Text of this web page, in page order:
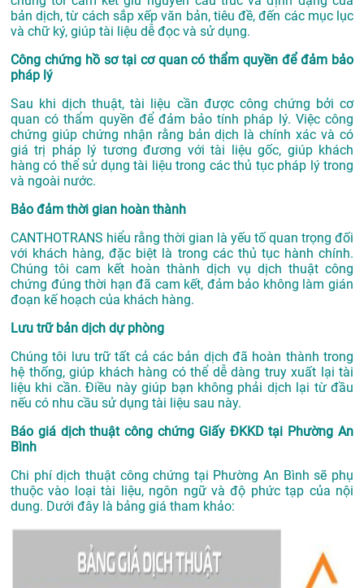
bản dịch, từ cách sắp xếp văn bản, tiêu đề, đến các mục lục
và chữ ký, giúp tài liệu dễ đọc và sử dụng.
Công chứng hồ sơ tại cơ quan có thẩm quyền để đảm bảo
pháp lý
Sau khi dịch thuật, tài liệu cần được công chứng bởi cơ
quan có thẩm quyền để đảm bảo tính pháp lý. Việc công
chứng giúp chứng nhận rằng bản dịch là chính xác và có
giá trị pháp lý tương đương với tài liệu gốc, giúp khách
hàng có thể sử dụng tài liệu trong các thủ tục pháp lý trong
và ngoài nước.
Bảo đảm thời gian hoàn thành
CANTHOTRANS hiểu rằng thời gian là yếu tố quan trọng đối
với khách hàng, đặc biệt là trong các thủ tục hành chính.
Chúng tôi cam kết hoàn thành dịch vụ dịch thuật công
chứng đúng thời hạn đã cam kết, đảm bảo không làm gián
đoạn kế hoạch của khách hàng.
Lưu trữ bản dịch dự phòng
Chúng tôi lưu trữ tất cả các bản dịch đã hoàn thành trong
hệ thống, giúp khách hàng có thể dễ dàng truy xuất lại tài
liệu khi cần. Điều này giúp bạn không phải dịch lại từ đầu
nếu có nhu cầu sử dụng tài liệu sau này.
Báo giá dịch thuật công chứng Giấy ĐKKD tại Phường An
Bình
Chi phí dịch thuật công chứng tại Phường An Bình sẽ phụ
thuộc vào loại tài liệu, ngôn ngữ và độ phức tạp của nội
dung. Dưới đây là bảng giá tham khảo: